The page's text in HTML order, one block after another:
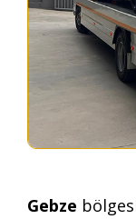
Gebze